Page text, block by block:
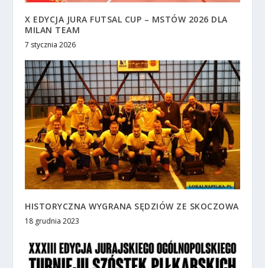
X EDYCJA JURA FUTSAL CUP – MSTÓW 2026 DLA
MILAN TEAM
7 stycznia 2026
HISTORYCZNA WYGRANA SĘDZIÓW ZE SKOCZOWA
18 grudnia 2023